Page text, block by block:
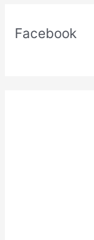
Facebook